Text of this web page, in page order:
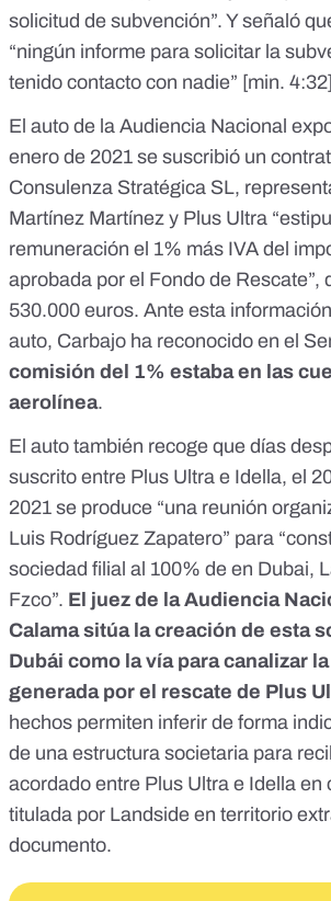
solicitud de subvención”. Y señaló
“ningún informe para solicitar la
tenido contacto con nadie” [min. 4:32
El auto de la Audiencia Nacional
enero de 2021 se suscribió un
Consulenza Stratégica SL,
Martínez Martínez y Plus Ultra
remuneración el 1% más IVA del
aprobada por el Fondo de Rescate”,
530.000 euros. Ante esta
auto, Carbajo ha reconocido en el
comisión del 1% estaba en las
aerolínea.
El auto también recoge que días
suscrito entre Plus Ultra e Idella, el
2021 se produce “una reunión
Luis Rodríguez Zapatero” para
sociedad filial al 100% de en Dubai,
Fzco”. El juez de la Audiencia
Calama sitúa la creación de esta
Dubái como la vía para canalizar
generada por el rescate de Plus
hechos permiten inferir de forma
de una estructura societaria para
acordado entre Plus Ultra e Idella en
titulada por Landside en territorio
documento.